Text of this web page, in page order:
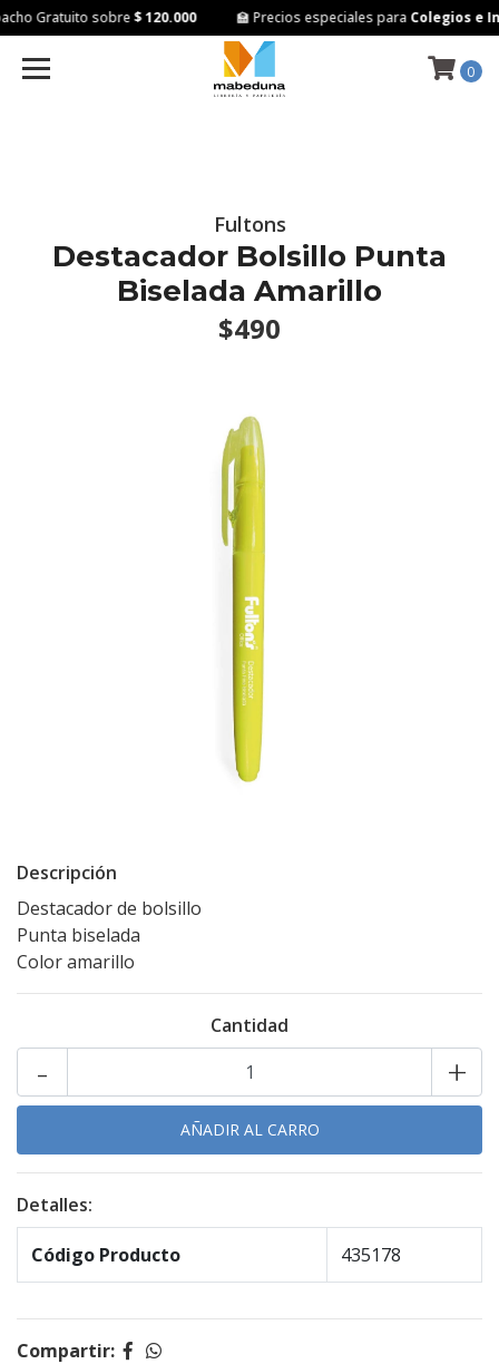
Gratuito sobre$ 120.000 🏫 Precios especiales paraColegios e
0
Fultons
Destacador Bolsillo Punta
Biselada Amarillo
$490
Descripción
Destacador de bolsillo
Punta biselada
Color amarillo
Cantidad
+
-
Detalles:
Código Producto 435178
Compartir: